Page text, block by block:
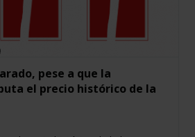
pese a que la
el precio histórico de la